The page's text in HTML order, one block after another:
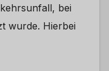
bei
wurde. Hierbei